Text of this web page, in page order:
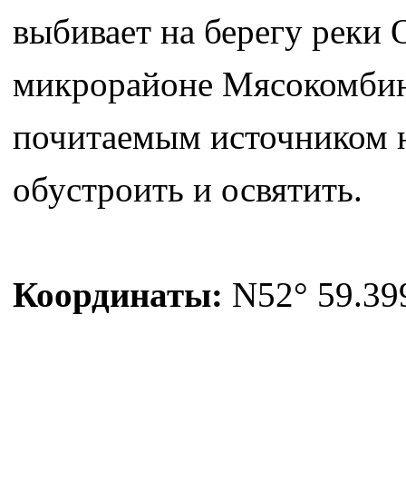
выбивает на берегу
микрорайоне
почитаемым источником
обустроить и освятить.
Координаты: N52°